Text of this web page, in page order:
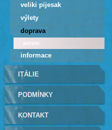
veliki pijesak
výlety
doprava
autem
informace
ITÁLIE
PODMÍNKY
KONTAKT